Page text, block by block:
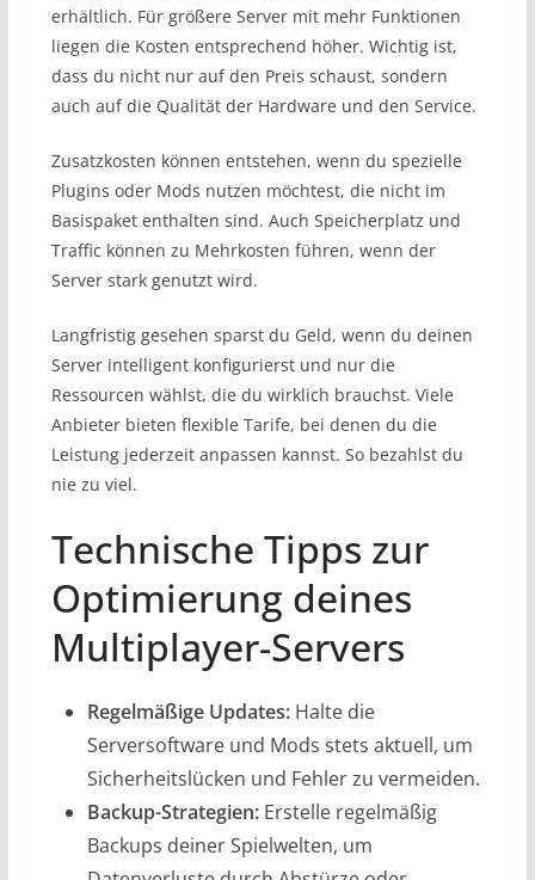
erhältlich. Für größere Server mit mehr Funktionen
liegen die Kosten entsprechend höher. Wichtig ist,
dass du nicht nur auf den Preis schaust, sondern
auch auf die Qualität der Hardware und den Service.
Zusatzkosten können entstehen, wenn du spezielle
Plugins oder Mods nutzen möchtest, die nicht im
Basispaket enthalten sind. Auch Speicherplatz und
Traffic können zu Mehrkosten führen, wenn der
Server stark genutzt wird.
Langfristig gesehen sparst du Geld, wenn du deinen
Server intelligent konfigurierst und nur die
Ressourcen wählst, die du wirklich brauchst. Viele
Anbieter bieten flexible Tarife, bei denen du die
Leistung jederzeit anpassen kannst. So bezahlst du
nie zu viel.
Technische Tipps zur
Optimierung deines
Multiplayer-Servers
Regelmäßige Updates:Halte die
Serversoftware und Mods stets aktuell, um
Sicherheitslücken und Fehler zu vermeiden.
Backup-Strategien:Erstelle regelmäßig
Backups deiner Spielwelten, um